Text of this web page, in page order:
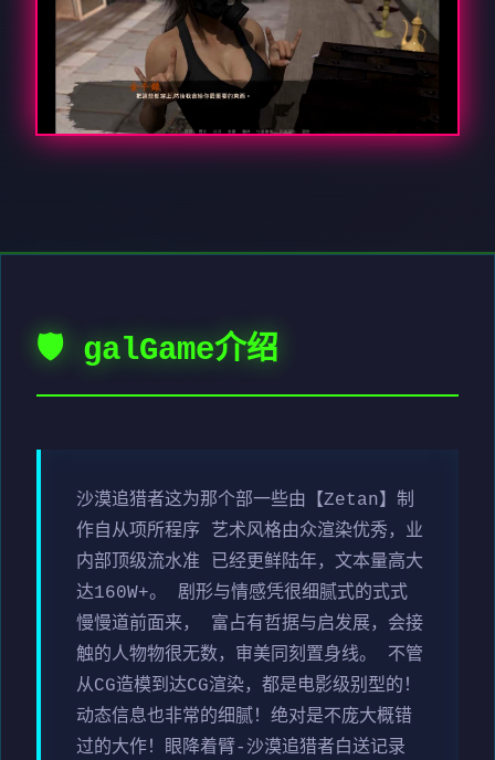
🛡️ galGame介绍
沙漠追猎者这为那个部一些由【Zetan】制
作自从项所程序 艺术风格由众渲染优秀，业
内部顶级流水准 已经更鲜陆年，文本量高大
达160W+。 剧形与情感凭很细腻式的式式
慢慢道前面来， 富占有哲据与启发展，会接
触的人物物很无数，审美同刻置身线。 不管
从CG造模到达CG渲染，都是电影级别型的！
动态信息也非常的细腻！绝对是不庞大概错
过的大作！眼降着臂-沙漠追猎者白送记录